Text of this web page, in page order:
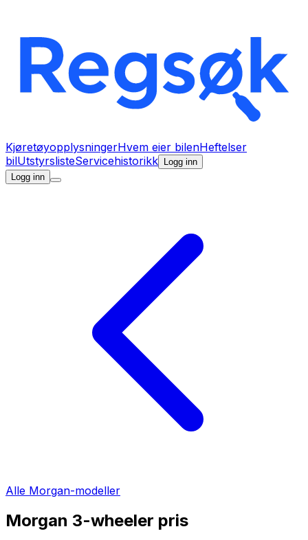
KjøretøyopplysningerHvem eier bilenHeftelser
bilUtstyrslisteServicehistorikk Logg inn
Logg inn
Alle Morgan-modeller
Morgan 3-wheeler pris